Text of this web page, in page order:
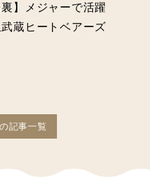
】メジャーで活躍
蔵ヒートベアーズ
記事一覧